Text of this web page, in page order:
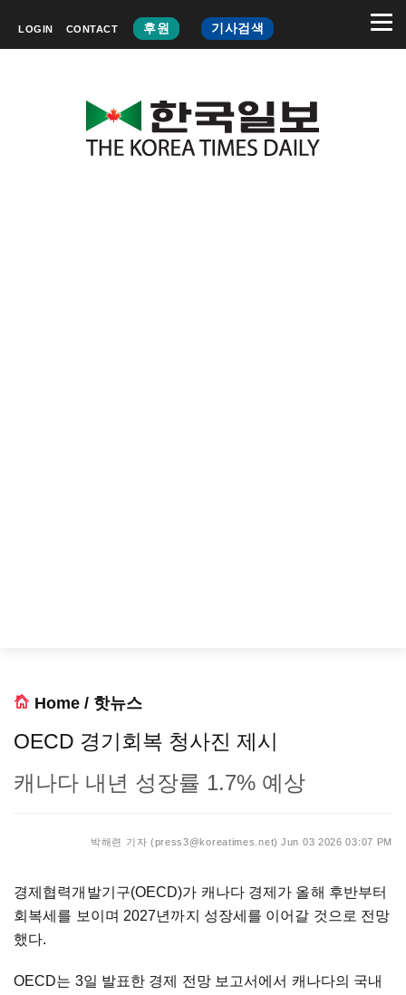
LOGIN CONTACT 후원 기사검색
Home / 핫뉴스
OECD 경기회복 청사진 제시
캐나다 내년 성장률 1.7% 예상
박해련 기자 (press3@koreatimes.net) Jun 03 2026 03:07 PM
경제협력개발기구(OECD)가 캐나다 경제가 올해 후반부터
회복세를 보이며 2027년까지 성장세를 이어갈 것으로 전망
했다.
OECD는 3일 발표한 경제 전망 보고서에서 캐나다의 국내